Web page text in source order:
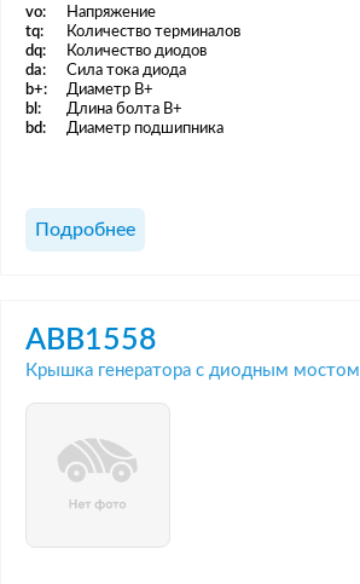
vo: Напряжение
tq:
Количество терминалов
dq:
Количество диодов
da:
Сила тока диода
b+:
Диаметр B+
bl:
Длина болта B+
bd:
Диаметр подшипника
Подробнее
ABB1558
Крышка генератора с диодным мостом